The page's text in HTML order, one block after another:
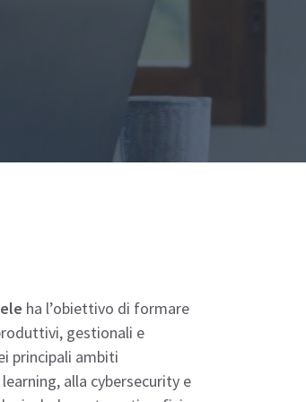
ha l’obiettivo di formare
gestionali e
principali ambiti
alla cybersecurity e